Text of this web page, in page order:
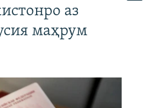
аз
маҳрум